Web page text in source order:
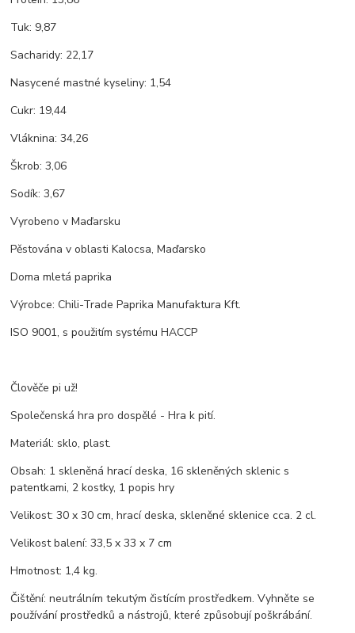
Tuk: 9,87
Sacharidy: 22,17
Nasycené mastné kyseliny: 1,54
Cukr: 19,44
Vláknina: 34,26
Škrob: 3,06
Sodík: 3,67
Vyrobeno v Maďarsku
Pěstována v oblasti Kalocsa, Maďarsko
Doma mletá paprika
Výrobce: Chili-Trade Paprika Manufaktura Kft.
ISO 9001, s použitím systému HACCP
Člověče pi už!
Společenská hra pro dospělé - Hra k pití.
Materiál: sklo, plast.
Obsah: 1 skleněná hrací deska, 16 skleněných sklenic s
patentkami, 2 kostky, 1 popis hry
Velikost: 30 x 30 cm, hrací deska, skleněné sklenice cca. 2 cl.
Velikost balení: 33,5 x 33 x 7 cm
Hmotnost: 1,4 kg.
Čištění: neutrálním tekutým čistícím prostředkem. Vyhněte se
používání prostředků a nástrojů, které způsobují poškrábání.